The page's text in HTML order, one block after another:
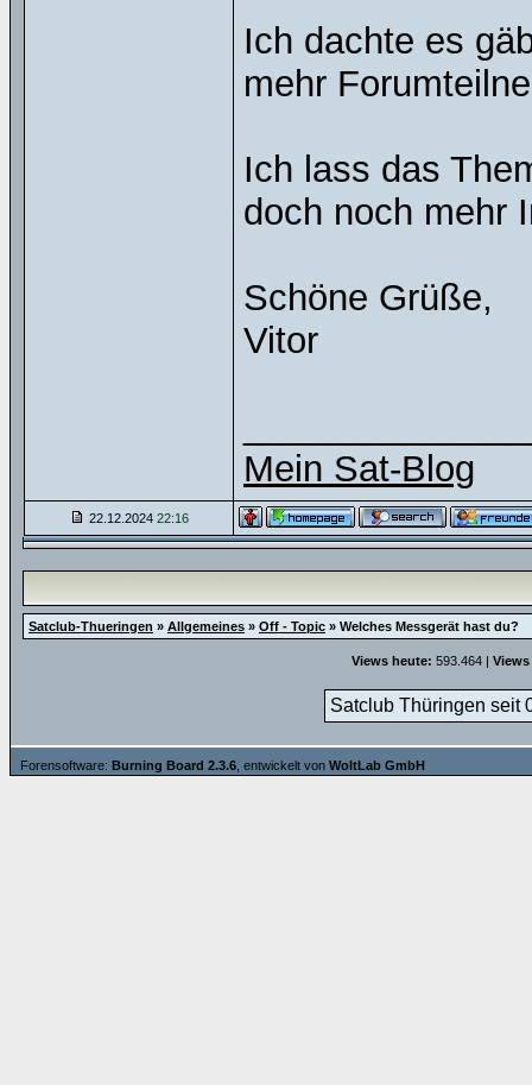
Ich dachte es
mehr
Ich lass das
doch noch mehr
Schöne Grüße,
Vitor
Mein Sat-Blog
22.12.2024 22:16
Satclub-Thueringen » Allgemeines » Off - Topic » Welches Messgerät hast du?
Views heute: 593.464 |
Satclub Thüringen seit
Forensoftware: Burning Board 2.3.6 , entwickelt von WoltLab GmbH